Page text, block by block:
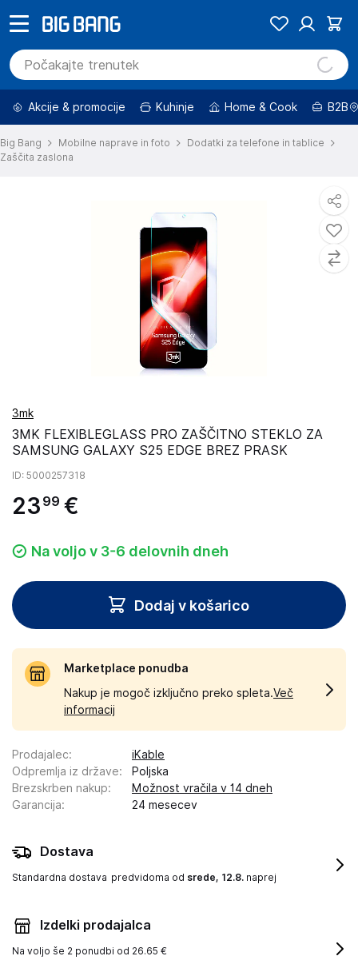
Akcije & promocije Kuhinje Home & Cook B2B
Big Bang Mobilne naprave in foto
Dodatki za telefone in tablice
Zaščita zaslona
3mk
3MK FLEXIBLEGLASS PRO ZAŠČITNO STEKLO ZA
SAMSUNG GALAXY S25 EDGE BREZ PRASK
ID: 5000257318
23 99 €
Na voljo v 3-6 delovnih dneh
Dodaj v košarico
Marketplace ponudba
Nakup je mogoč izključno preko spleta.Več
informacij
Prodajalec:
iKable
Odpremlja iz države:
Poljska
Brezskrben nakup:
Možnost vračila v 14 dneh
Garancija: 24 mesecev
Dostava
Standardna dostava predvidoma od srede, 12.8. naprej
Izdelki prodajalca
Na voljo še 2 ponudbi od 26.65 €